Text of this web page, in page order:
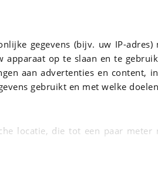
gegevens (bijv. uw IP-adres)
op te slaan en te
aan advertenties en content,
gebruikt en met welke
locatie, die tot een paar meter